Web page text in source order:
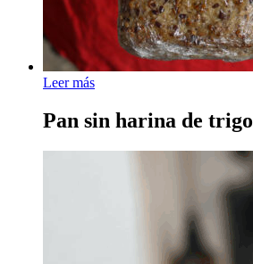
Leer más
Pan sin harina de trigo